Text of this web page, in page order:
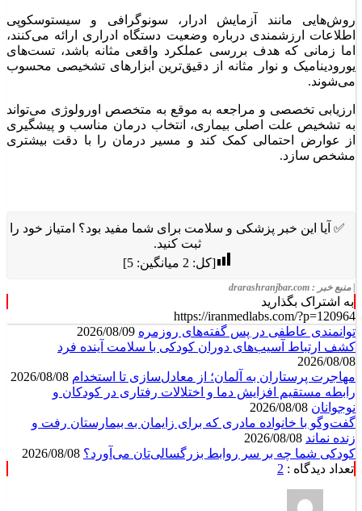
روش‌هایی مانند آزمایش ادرار، سونوگرافی و سیستوسکوپی
اطلاعات ارزشمندی درباره وضعیت دستگاه ادراری ارائه می‌کنند،
اما زمانی که هدف بررسی عملکرد واقعی مثانه باشد، تست‌های
یورودینامیک و نوار مثانه از دقیق‌ترین ابزارهای تشخیصی محسوب
می‌شوند.
ارزیابی تخصصی و مراجعه به موقع به متخصص اورولوژی می‌تواند
به تشخیص علت اصلی بیماری، انتخاب درمان مناسب و پیشگیری
از عوارض احتمالی کمک کند و مسیر درمان را با دقت بیشتری
مشخص سازد.
✅ آیا این خبر پزشکی و سلامت برای شما مفید بود؟ امتیاز خود را
ثبت کنید.
[کل: 2 میانگین:5
]
| منبع خبر : drarashranjbar.com
به اشتراک بگذارید
https://iranmedlabs.com/?p=120964
توانمندی عاطفی در پس گفته‌های روزمره
کشف ارتباط آسیب‌های دوران کودکی با سلامت آینده فرد
2026/08/08
مهاجرت پرستاران به آلمان؛ از معادل‌سازی تا استخدام
رابطه مستقیم افزایش دما و اختلالات رفتاری در کودکان و
نوجوانان
گفت‌وگو با خانواده مادری که برای زایمان به بیمارستان رفت و
زنده نماند
کودکی شما چه بر سر روابط بزرگسالی‌تان می‌آورد؟
تعداد دیدگاه : 2